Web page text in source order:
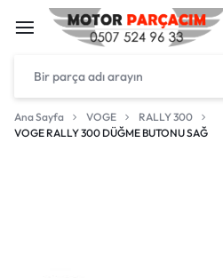
Ana Sayfa VOGE
RALLY 300
VOGE RALLY 300 DÜĞME BUTONU SAĞ